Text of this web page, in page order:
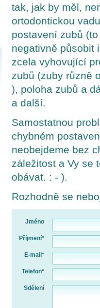
tak, jak by měl,
ortodontickou
postavení zubů
negativně působit
zcela vyhovující
zubů (zuby různě
), poloha zubů a
a další.
Samostatnou
chybném
neobejdeme bez
záležitost a Vy se
obávat. : - ).
Rozhodně se
Jméno
Příjmení*
E-mail*
Telefon*
Sdělení